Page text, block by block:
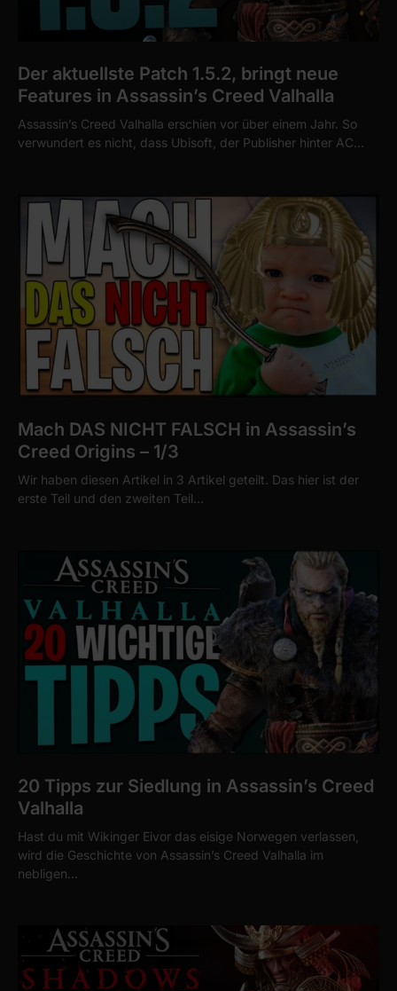
Der aktuellste Patch 1.5.2, bringt neue
Features in Assassin’s Creed Valhalla
Assassin’s Creed Valhalla erschien vor über einem Jahr. So
verwundert es nicht, dass Ubisoft, der Publisher hinter AC…
Mach DAS NICHT FALSCH in Assassin’s
Creed Origins – 1/3
Wir haben diesen Artikel in 3 Artikel geteilt. Das hier ist der
erste Teil und den zweiten Teil…
20 Tipps zur Siedlung in Assassin’s Creed
Valhalla
Hast du mit Wikinger Eivor das eisige Norwegen verlassen,
wird die Geschichte von Assassin’s Creed Valhalla im
nebligen…